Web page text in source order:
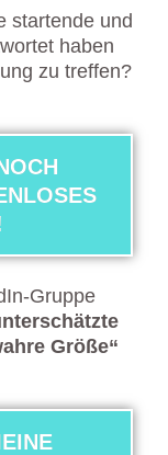
startende und
haben
zu treffen?
Gruppe
Größe“